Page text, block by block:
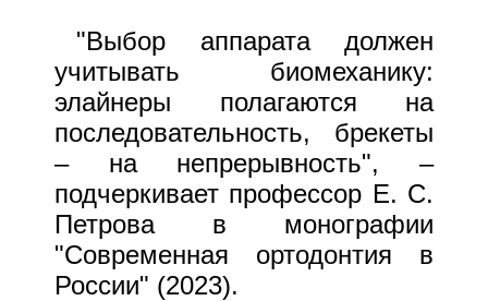
"Выбор аппарата должен
учитывать биомеханику:
элайнеры полагаются на
последовательность, брекеты
– на непрерывность", –
подчеркивает профессор Е. С.
Петрова в монографии
"Современная ортодонтия в
России" (2023).